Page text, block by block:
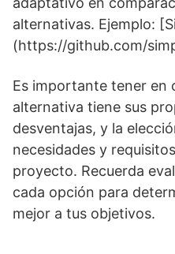
alternativas. Ejemplo:
(https://github.com/
Es importante tener en
alternativa tiene sus
desventajas, y la
necesidades y
proyecto. Recuerda
cada opción para
mejor a tus objetivos.